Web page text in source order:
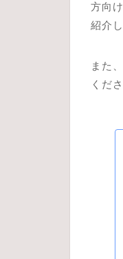
方向け
紹介
また
くだ